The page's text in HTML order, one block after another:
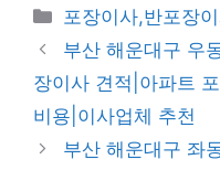
카
테
리
포장이사,반포장
부산 해운대구 우
장이사 견적|아파트
비용|이사업체 추천
부산 해운대구 좌